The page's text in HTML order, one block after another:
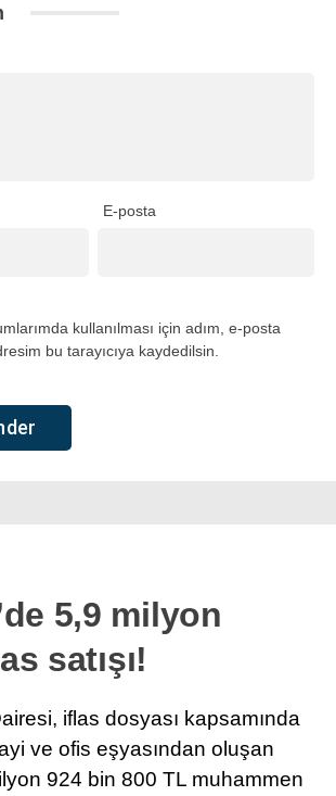
E-posta
kullanılması için adım, e-posta
bu tarayıcıya kaydedilsin.
5,9 milyon
satışı!
iflas dosyası kapsamında
ve ofis eşyasından oluşan
924 bin 800 TL muhammen